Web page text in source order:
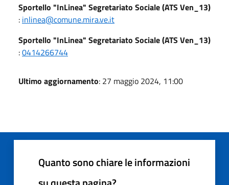
Sportello "InLinea" Segretariato Sociale (ATS Ven_13)
: inlinea@comune.mira.ve.it
Sportello "InLinea" Segretariato Sociale (ATS Ven_13)
:0414266744
Ultimo aggiornamento: 27 maggio 2024, 11:00
Quanto sono chiare le informazioni